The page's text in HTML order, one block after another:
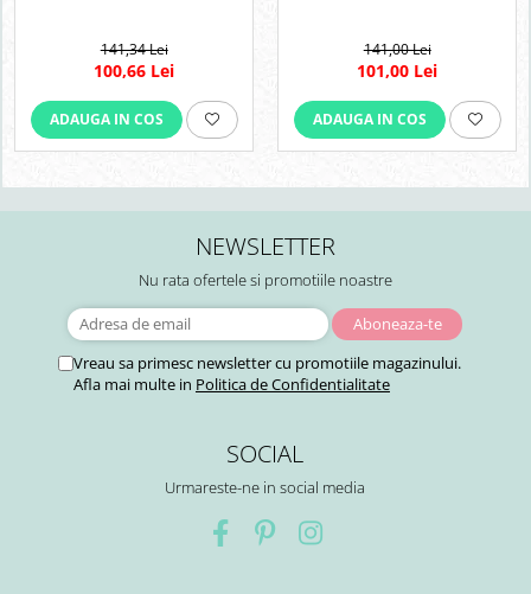
141,34 Lei
100,66 Lei
ADAUGA IN COS
141,00 Lei
101,00 Lei
ADAUGA IN COS
NEWSLETTER
Nu rata ofertele si promotiile noastre
Vreau sa primesc newsletter cu promotiile magazinului.
Afla mai multe in Politica de Confidentialitate
SOCIAL
Urmareste-ne in social media